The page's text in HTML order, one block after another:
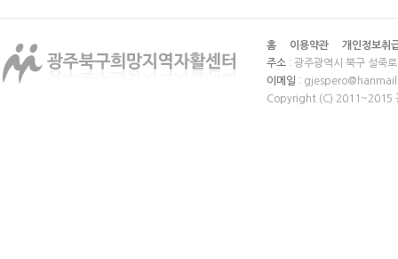
홈 이용약관
개인정보취
주소 : 광주광역시 북구 설죽
이메일 :
Copyright (C) 2011~2015